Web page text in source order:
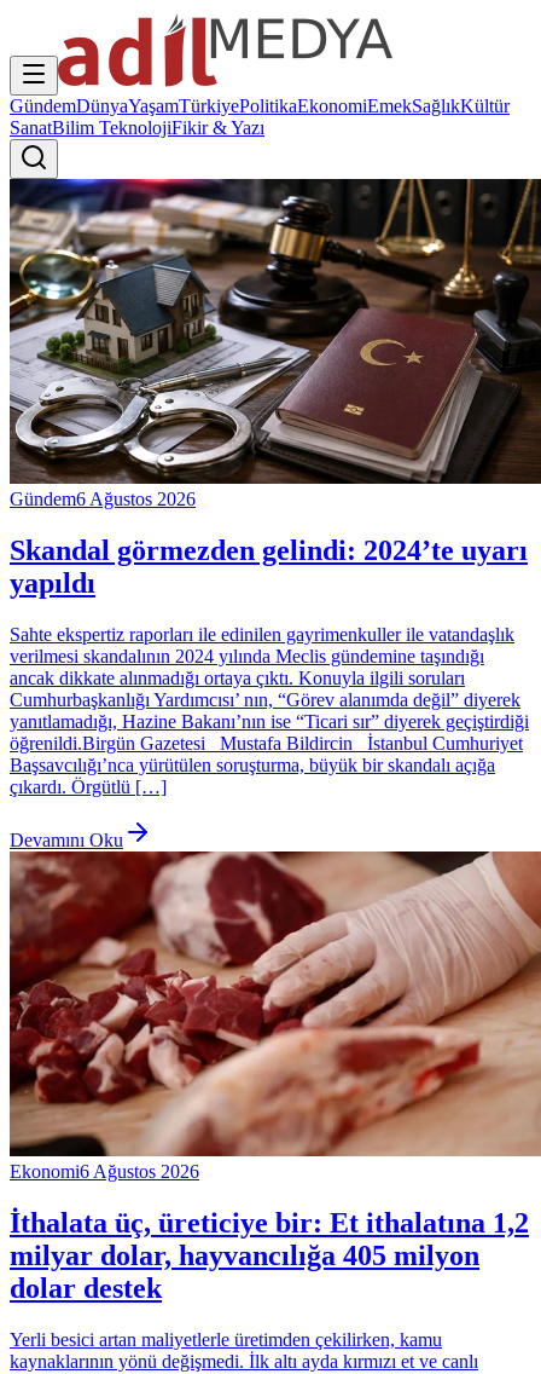
GündemDünyaYaşamTürkiyePolitikaEkonomiEmekSağlıkKültür
SanatBilim TeknolojiFikir & Yazı
Gündem6 Ağustos 2026
Skandal görmezden gelindi: 2024’te uyarı
yapıldı
Sahte ekspertiz raporları ile edinilen gayrimenkuller ile vatandaşlık
verilmesi skandalının 2024 yılında Meclis gündemine taşındığı
ancak dikkate alınmadığı ortaya çıktı. Konuyla ilgili soruları
Cumhurbaşkanlığı Yardımcısı’ nın, “Görev alanımda değil” diyerek
yanıtlamadığı, Hazine Bakanı’nın ise “Ticari sır” diyerek geçiştirdiği
öğrenildi.Birgün Gazetesi Mustafa Bildircin İstanbul Cumhuriyet
Başsavcılığı’nca yürütülen soruşturma, büyük bir skandalı açığa
çıkardı. Örgütlü […]
Devamını Oku
Ekonomi6 Ağustos 2026
İthalata üç, üreticiye bir: Et ithalatına 1,2
milyar dolar, hayvancılığa 405 milyon
dolar destek
Yerli besici artan maliyetlerle üretimden çekilirken, kamu
kaynaklarının yönü değişmedi. İlk altı ayda kırmızı et ve canlı